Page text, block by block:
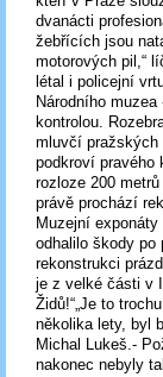
dvanácti
žebřících jsou
motorových pil,“
létal i policejní
Národního
kontrolou.
mluvčí pražských
podkroví pravého
rozloze 200
právě prochází
Muzejní
odhalilo škody po
rekonstrukci
je z velké části v
Židů!“„Je to
několika lety, byl
Michal Lukeš.-
nakonec nebyly